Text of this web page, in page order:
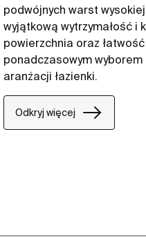
podwójnych warst
wyjątkową wytrzymałość i
powierzchnia oraz
ponadczasowym
aranżacji łazienki.
Odkryj więcej